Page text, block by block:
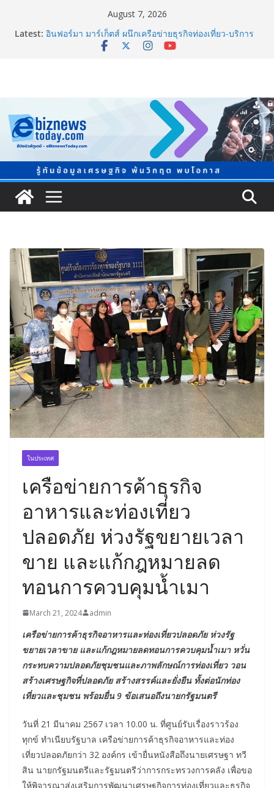
August 7, 2026
Latest: อินฟอร์มา มาร์เก็ตส์ ผนึกเครือข่ายธุรกิจท่องเที่ยว-บริการ
จัด Food & Hospitality Thailand 2026เชื่อม 4 งานใหญ่
8.8 “ซูเลียน” รวมพลังนักธุรกิจทั่วประเทศ จัดประชุมใหญ่
แห่งปี พบ CEO “ดร.ปิยะวัฒน์” ถ่ายทอดวิสัยทัศน์ธุรกิจ
พร้อมฟรีคอนเสิร์ต “โชค รถแห่” ยกวง
สตาร์ทวันนี้ Franchise Expo Thailand & TESE 2026 พบ
ทัพธุรกิจ&แฟรนไชส์ ซัพพลายเออร์สินค้า ลดใหญ่กว่า
250 บูธ คาดเงินสะพัด 220 ลบ.
Thailand LAB INTERNATIONAL 2026 ผนึก
Bio+HealthTech INTERNATIONAL และ FutureCHEM
INTERNATIONAL เปิดเวที AI ขับเคลื่อนนวัตกรรม
วิทยาศาสตร์และสุขภาพ
ในประเทศ
เครือข่ายการค้าธุรกิจ
อาหารและท่องเที่ยว
ปลอดภัย ห่วงรัฐขยายเวลา
ขาย และแก้กฎหมายลด
ทอนการควบคุมน้ำเมา
March 21, 2024 admin
เครือข่ายการค้าธุรกิจอาหารและท่องเที่ยวปลอดภัย ห่วงรัฐ
ขยายเวลาขาย และแก้กฎหมายลดทอนการควบคุมน้ำเมา หวั่น
กระทบความปลอดภัยชุมชนและภาพลักษณ์การท่องเที่ยว วอน
สร้างเศรษฐกิจที่ปลอดภัย สร้างสรรค์และยั่งยืน ทั้งต่อนักท่อง
เที่ยวและชุมชน พร้อมยื่น 9 ข้อเสนอถึงนายกรัฐมนตรี
วันที่ 21 มีนาคม 2567 เวลา 10.00 น. ที่ศูนย์รับเรื่องราวร้อง
ทุกข์ ทำเนียบรัฐบาล เครือข่ายการค้าธุรกิจอาหารและท่อง
เที่ยวปลอดภัยกว่า 32 องค์กร เข้ายื่นหนังสือถึงนายเศรษฐา ทวี
สิน นายกรัฐมนตรีและรัฐมนตรีว่าการกระทรวงการคลัง เพื่อขอ
ให้พิจารณาส่งเสริมการพัฒนาเศรษฐกิจการท่องเที่ยวและธุรกิจ